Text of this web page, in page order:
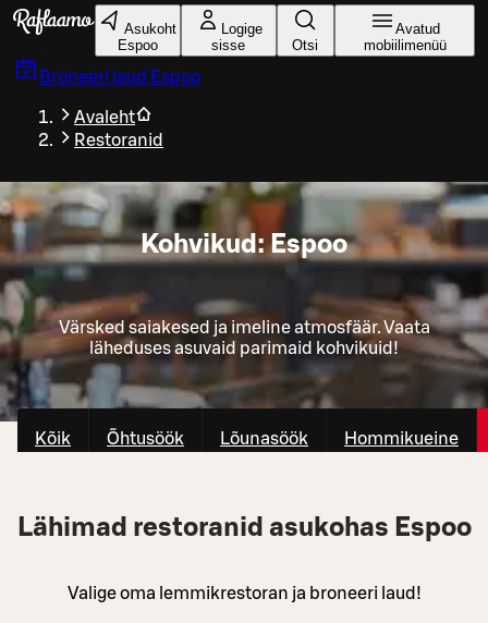
Liigu peamise sisu juurde
Asukoht
Espoo
Logige
sisse
Otsi
Avatud
mobiilimenüü
Broneeri laud Espoo
Avaleht
Restoranid
Kohvikud: Espoo
Värsked saiakesed ja imeline atmosfäär. Vaata
läheduses asuvaid parimaid kohvikuid!
Kõik Õhtusöök Lõunasöök Hommikueine
Lähimad restoranid asukohas Espoo
Valige oma lemmikrestoran ja broneeri laud!